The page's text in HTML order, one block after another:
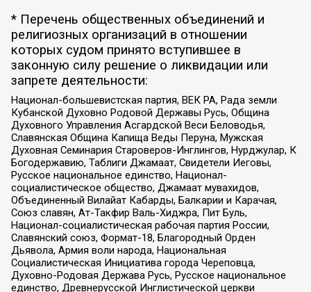
* Перечень общественных объединений и
религиозных организаций в отношении
которых судом принято вступившее в
законную силу решение о ликвидации или
запрете деятельности:
Национал-большевистская партия, ВЕК РА, Рада земли
Кубанской Духовно Родовой Державы Русь, Община
Духовного Управления Асгардской Веси Беловодья,
Славянская Община Капища Веды Перуна, Мужская
Духовная Семинария Староверов-Инглингов, Нурджулар, К
Богодержавию, Таблиги Джамаат, Свидетели Иеговы,
Русское национальное единство, Национал-
социалистическое общество, Джамаат мувахидов,
Объединенный Вилайат Кабарды, Балкарии и Карачая,
Союз славян, Ат-Такфир Валь-Хиджра, Пит Буль,
Национал-социалистическая рабочая партия России,
Славянский союз, Формат-18, Благородный Орден
Дьявола, Армия воли народа, Национальная
Социалистическая Инициатива города Череповца,
Духовно-Родовая Держава Русь, Русское национальное
единство, Древнерусской Инглистической церкви